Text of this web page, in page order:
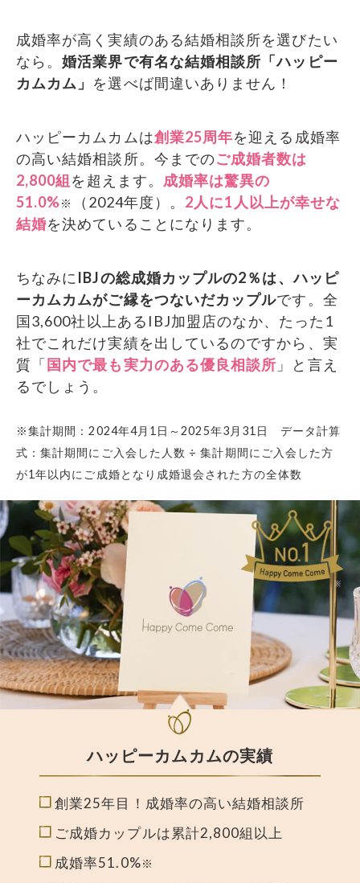
成婚率が高く実績のある結婚相談所を選びたい
なら。婚活業界で有名な結婚相談所「ハッピー
カムカム」 を選べば間違いありません！
ハッピーカムカムは創業25周年を迎える成婚率
の高い結婚相談所。今までのご成婚者数は
2,800組 を超えます。 成婚率は驚異の
51.0%※ （2024年度）。 2人に1人以上が幸せな
結婚を決めていることになります。
ちなみに IBJの総成婚カップルの2％は、ハッピ
ーカムカムがご縁をつないだカップルです。全
国3,600社以上あるIBJ加盟店のなか、たった1
社でこれだけ実績を出しているのですから、実
質「国内で最も実力のある優良相談所 」と言え
るでしょう。
※集計期間：2024年4月1日～2025年3月31日 データ計算
式：集計期間にご入会した人数 ÷ 集計期間にご入会した方
が1年以内にご成婚となり成婚退会された方の全体数
ハッピーカムカムの実績
創業25年目！成婚率の高い結婚相談所
ご成婚カップルは累計2,800組以上
成婚率51.0%※